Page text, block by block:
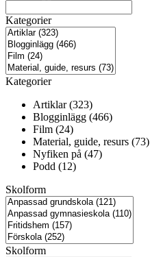
Kategorier
Kategorier
Artiklar (323)
Blogginlägg (466)
Film (24)
Material, guide, resurs (73)
Nyfiken på (47)
Podd (12)
Skolform
Skolform